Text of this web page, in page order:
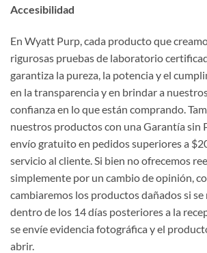
Accesibilidad
En Wyatt Purp, cada producto que
rigurosas pruebas de laboratorio
garantiza la pureza, la potencia y el
en la transparencia y en brindar a
confianza en lo que están comprando.
nuestros productos con una Garantía sin
envío gratuito en pedidos superiores a
servicio al cliente. Si bien no ofrecemos
simplemente por un cambio de opinión,
cambiaremos los productos dañados si se
dentro de los 14 días posteriores a la
se envíe evidencia fotográfica y el
abrir.